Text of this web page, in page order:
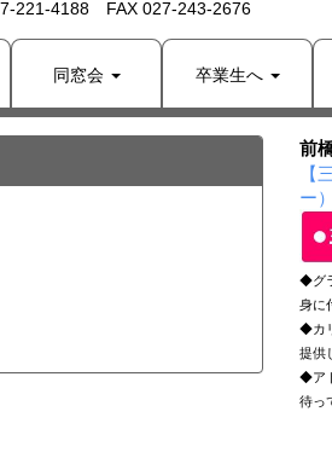
221-4188 FAX 027-243-2676
同窓会 卒業生へ
前
【
ー
◆グ
身に
◆カ
提供
◆ア
待っ